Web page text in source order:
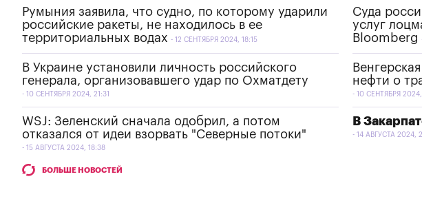
Румыния заявила, что судно, по которому ударили
российские ракеты, не находилось в ее
территориальных водах
12 СЕНТЯБРЯ 2024, 18:15
Суда
услуг
Bloomberg
В Украине установили личность российского
генерала, организовавшего удар по Охматдету
10 СЕНТЯБРЯ 2024, 21:31
нефти о
10 СЕНТЯБРЯ 2024,
WSJ: Зеленский сначала одобрил, а потом
отказался от идеи взорвать "Северные потоки"
15 АВГУСТА 2024, 18:38
В
14 АВГУСТА 2024,
БОЛЬШЕ НОВОСТЕЙ